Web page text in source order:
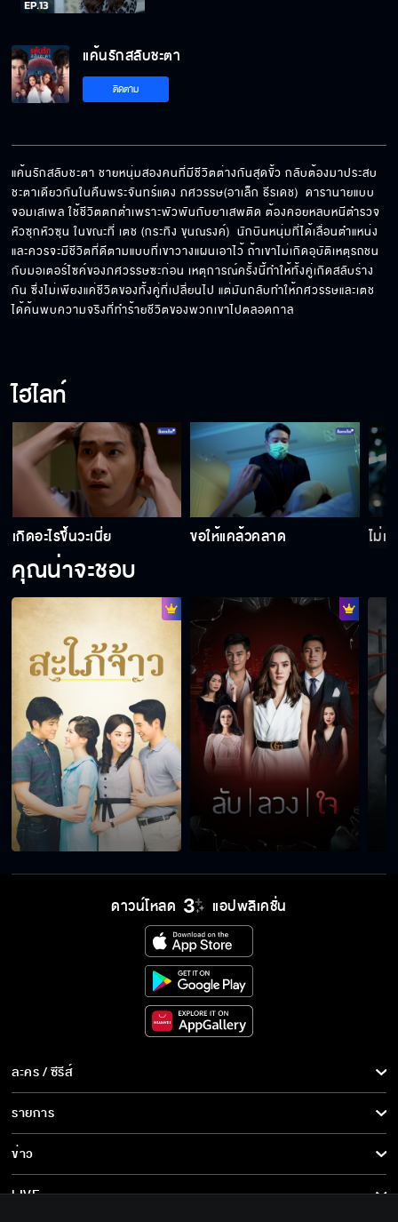
แค้นรักสลับชะตา
ติดตาม
แค้นรักสลับชะตา ชายหนุ่มสองคนที่มีชีวิตต่างกันสุดขั้ว กลับต้องมาประสบ
ชะตาเดียวกันในคืนพระจันทร์แดง ภศวรรษ(อาเล็ก ธีรเดช)  ดารานายแบบ
จอมเสเพล ใช้ชีวิตตกต่ำเพราะพัวพันกับยาเสพติด ต้องคอยหลบหนีตำรวจ
หัวซุกหัวซุน ในขณะที่ เตช (กระทิง ขุนณรงค์)  นักบินหนุ่มที่ได้เลื่อนตำแหน่ง
และควรจะมีชีวิตที่ดีตามแบบที่เขาวางแผนเอาไว้ ถ้าเขาไม่เกิดอุบัติเหตุรถชน
กับมอเตอร์ไซค์ของภศวรรษซะก่อน เหตุการณ์ครั้งนี้ทำให้ทั้งคู่เกิดสลับร่าง
กัน ซึ่งไม่เพียงแค่ชีวิตของทั้งคู่ที่เปลี่ยนไป แต่มันกลับทำให้ภศวรรษและเตช
ได้ค้นพบความจริงที่ทำร้ายชีวิตของพวกเขาไปตลอดกาล
ไฮไลท์
เกิดอะไรขึ้นวะเนี่ย ขอให้แคล้วคลาด ไม่เ
คุณน่าจะชอบ
ดาวน์โหลด แอปพลิเคชั่น
ละคร / ซีรีส์
ละคร/ซีรีส์
ซีรีส์นานาชาติ
การ์ตูน & เกม
รายการ
รายการทั้งหมด
ข่าว
ข่าวทั้งหมด
LIVE